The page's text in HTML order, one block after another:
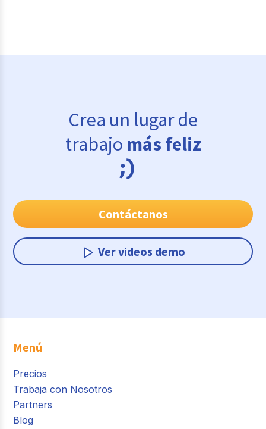
Crea un lugar de
trabajo más feliz
Contáctanos
Ver videos demo
Menú
Precios
Trabaja con Nosotros
Partners
Blog